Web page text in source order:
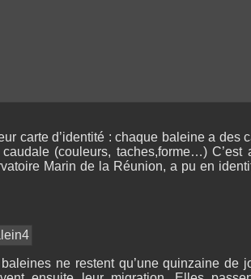
carte d’identité : chaque baleine a des
(couleurs, taches,forme…)
Marin de la Réunion, a pu en
baleines ne restent qu’une quinzaine de